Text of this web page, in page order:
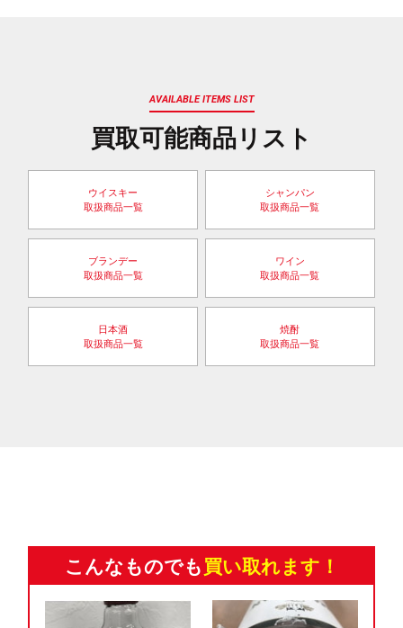
AVAILABLE ITEMS LIST
買取可能商品リスト
ウイスキー
取扱商品一覧
シャンパン
取扱商品一覧
ブランデー
取扱商品一覧
ワイン
取扱商品一覧
日本酒
取扱商品一覧
焼酎
取扱商品一覧
こんなものでも 買い取れます！